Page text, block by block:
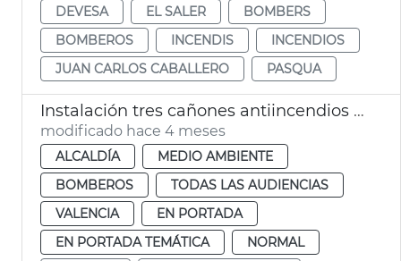
DEVESA EL SALER
BOMBERS
BOMBEROS
INCENDIS
INCENDIOS
JUAN CARLOS CABALLERO
PASQUA
Instalación tres cañones antiincendios el Salero València
modificado hace 4 meses
ALCALDÍA
MEDIO AMBIENTE
BOMBEROS
TODAS LAS AUDIENCIAS
VALENCIA
EN PORTADA
EN PORTADA TEMÁTICA
NORMAL